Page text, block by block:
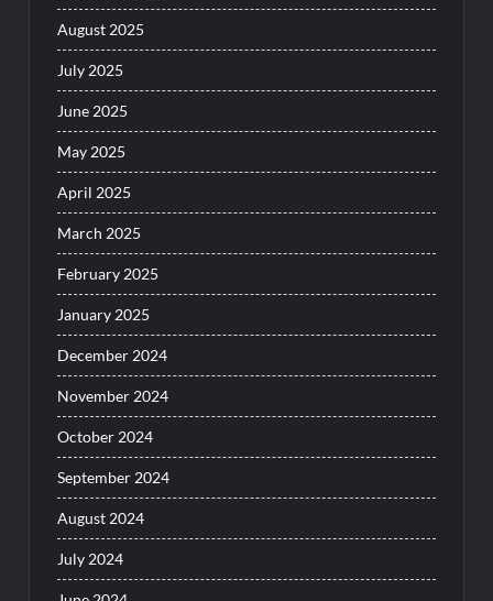
August 2025
July 2025
June 2025
May 2025
April 2025
March 2025
February 2025
January 2025
December 2024
November 2024
October 2024
September 2024
August 2024
July 2024